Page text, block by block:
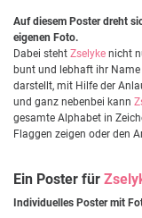
Auf diesem Poster dreht
eigenen Foto.
Dabei steht Zselyke nicht
bunt und lebhaft ihr
darstellt, mit Hilfe der
und ganz nebenbei kann
gesamte Alphabet in
Flaggen zeigen oder den
Ein Poster für
Individuelles Poster mit